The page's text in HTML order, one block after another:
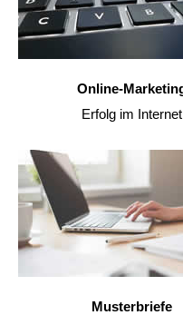
Online-
Erfolg im Internet
Musterbriefe